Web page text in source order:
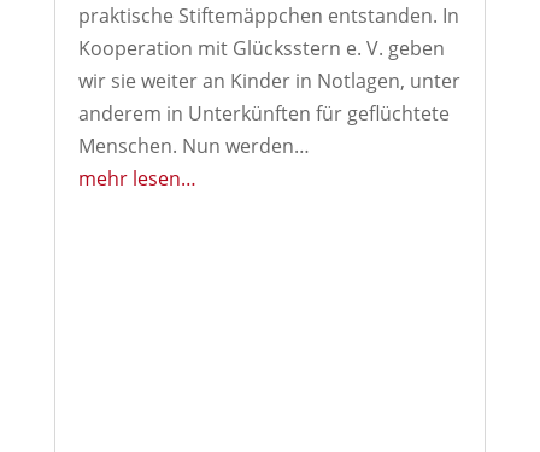
praktische Stiftemäppchen entstanden. In
Kooperation mit Glücksstern e. V. geben
wir sie weiter an Kinder in Notlagen, unter
anderem in Unterkünften für geflüchtete
Menschen. Nun werden…
mehr lesen…